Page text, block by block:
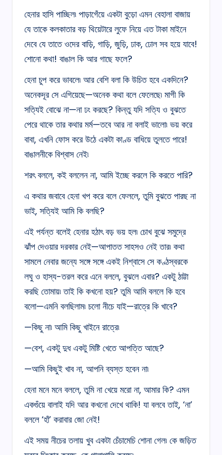
হেনার হাসি পাচ্ছিল৷ পাড়াগেঁয়ে একটা বুড়ো এমন বেহালা বাজায়
যে তাকে কলকাতার বড় থিয়েটারে লুফে নিয়ে এত টাকা মাইনে
দেবে যে তাতে ওদের বাড়ি, গাড়ি, জুড়ি, ঢাক, ঢোল সব হয়ে যাবে!
শোনো কথা! বাঙাল কি আর গাছে ফলে?
হেনা চুপ করে ভাবলে৷ আর বেশি বলা কি উচিত হবে একদিনে?
অনেকদূর সে এগিয়েছে—অনেক কথা বলে ফেলেছে৷ মাগী কি
সত্যিই বোঝে না—না ঢং করছে? কিন্তু যদি সত্যি ও বুঝতে
পেরে থাকে তার কথার মর্ম—তবে আর না বলাই ভালো৷ ভয় করে
বাবা, এখনি ফোস করে উঠে একটা কাণ্ড বাধিয়ে তুলতে পারে!
বাঙালনীকে বিশ্বাস নেই৷
শরৎ বললে, কই বললেন না, আমি ইচ্ছে করলে কি করতে পারি?
এ কথার জবাবে হেনা খপ করে বলে ফেললে, তুমি বুঝতে পারছ না
ভাই, সত্যিই আমি কি বলছি?
এই পর্যন্ত বলেই হেনার হঠাৎ বড় ভয় হল৷ চোখ বুঝে সমুদ্রে
ঝাঁপ দেওয়ার দরকার নেই—আপাতত সাহসও নেই তার৷ কথা
সামলে নেবার জন্যে সঙ্গে সঙ্গে একই নিশ্বাসে সে কণ্ঠস্বরকে
লঘু ও হাস্য-তরল করে এনে বললে, বুঝলে এবার? একটু ঠাট্টা
করছি তোমায়৷ তাই কি কখনো হয়? তুমি আমি বললে কি হবে
বলো—এমনি বলছিলাম৷ চলো নীচে যাই—রাত্রে কি খাবে?
—কিছু না৷ আমি কিছু খাইনে রাত্রে৷
—বেশ, একটু দুধ একটু মিষ্টি খেতে আপত্তি আছে?
—আমি কিছুই খাব না, আপনি ব্যস্ত হবেন না৷
হেনা মনে মনে বললে, তুমি না খেয়ে মরো না, আমার কি? এমন
একগুঁয়ে বালাই যদি আর কখনো দেখে থাকি! যা বলবে তাই, ‘না’
বললে ‘হাঁ’ করাবার জো নেই!
এই সময় নীচের তলায় খুব একটা চেঁচামেচি শোনা গেল৷ কে জড়িত